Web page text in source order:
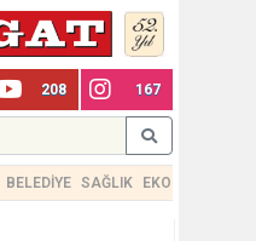
208 167
BELEDİYE SAĞLIK EKONOMİ